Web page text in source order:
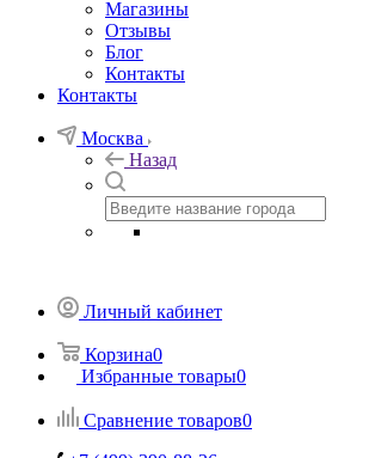
Магазины
Отзывы
Блог
Контакты
Контакты
Москва
Назад
Личный кабинет
Корзина0
Избранные товары0
Сравнение товаров0